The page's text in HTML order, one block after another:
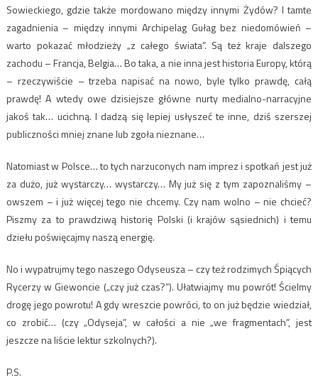
Sowieckiego, gdzie także mordowano między innymi Żydów? I tamte
zagadnienia – między innymi Archipelag Gułag bez niedomówień –
warto pokazać młodzieży „z całego świata”. Są też kraje dalszego
zachodu – Francja, Belgia… Bo taka, a nie inna jest historia Europy, którą
– rzeczywiście – trzeba napisać na nowo, byle tylko prawdę, całą
prawdę! A wtedy owe dzisiejsze główne nurty medialno-narracyjne
jakoś tak… ucichną. I dadzą się lepiej usłyszeć te inne, dziś szerszej
publiczności mniej znane lub zgoła nieznane…
Natomiast w Polsce… to tych narzuconych nam imprez i spotkań jest już
za dużo, już wystarczy… wystarczy… My już się z tym zapoznaliśmy –
owszem – i już więcej tego nie chcemy. Czy nam wolno – nie chcieć?
Piszmy za to prawdziwą historię Polski (i krajów sąsiednich) i temu
dziełu poświęcajmy naszą energię.
No i wypatrujmy tego naszego Odyseusza – czy też rodzimych Śpiących
Rycerzy w Giewoncie („czy już czas?”). Ułatwiajmy mu powrót! Ścielmy
drogę jego powrotu! A gdy wreszcie powróci, to on już będzie wiedział,
co zrobić… (czy „Odyseja”, w całości a nie „we fragmentach”, jest
jeszcze na liście lektur szkolnych?).
P.S.